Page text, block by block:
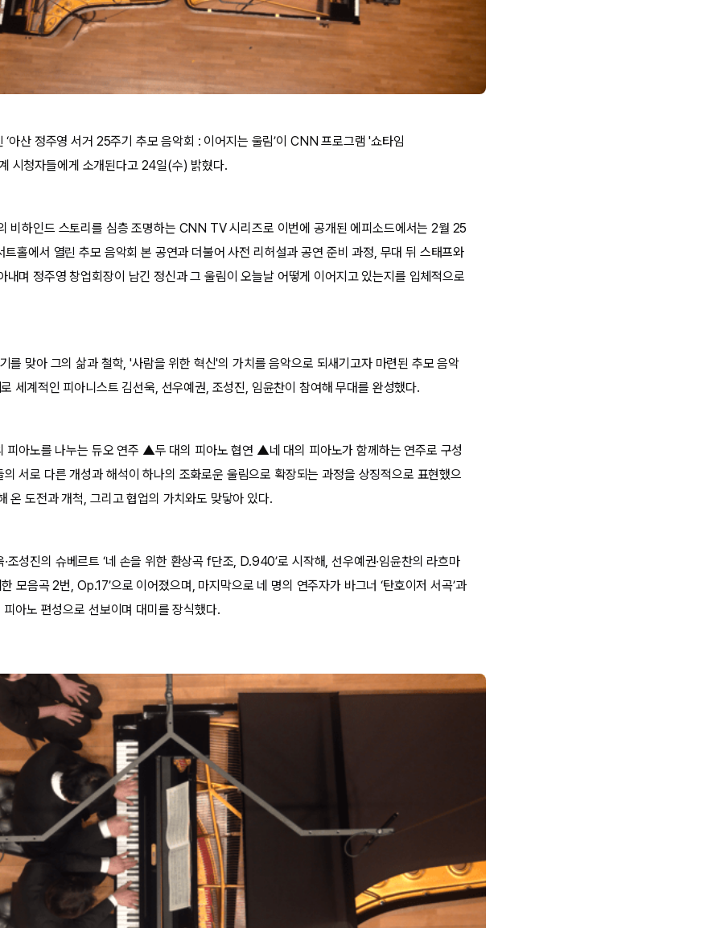
아산 정주영 서거 25주기 추모 음악회 : 이어지는 울림’이 CNN 프로그램 '쇼타임
시청자들에게 소개된다고 24일(수) 밝혔다.
비하인드 스토리를 심층 조명하는 CNN TV 시리즈로 이번에 공개된 에피소드에서는 2월 25
홀에서 열린 추모 음악회 본 공연과 더불어 사전 리허설과 공연 준비 과정, 무대 뒤 스태프와
내며 정주영 창업회장이 남긴 정신과 그 울림이 오늘날 어떻게 이어지고 있는지를 입체적으로
를 맞아 그의 삶과 철학, '사람을 위한 혁신'의 가치를 음악으로 되새기고자 마련된 추모 음악
세계적인 피아니스트 김선욱, 선우예권, 조성진, 임윤찬이 참여해 무대를 완성했다.
아노를 나누는 듀오 연주 ▲두 대의 피아노 협연 ▲네 대의 피아노가 함께하는 연주로 구성
서로 다른 개성과 해석이 하나의 조화로운 울림으로 확장되는 과정을 상징적으로 표현했으
온 도전과 개척, 그리고 협업의 가치와도 맞닿아 있다.
조성진의 슈베르트 ‘네 손을 위한 환상곡 f단조, D.940’로 시작해, 선우예권·임윤찬의 라흐마
모음곡 2번, Op.17’으로 이어졌으며, 마지막으로 네 명의 연주자가 바그너 ‘탄호이저 서곡’과
피아노 편성으로 선보이며 대미를 장식했다.